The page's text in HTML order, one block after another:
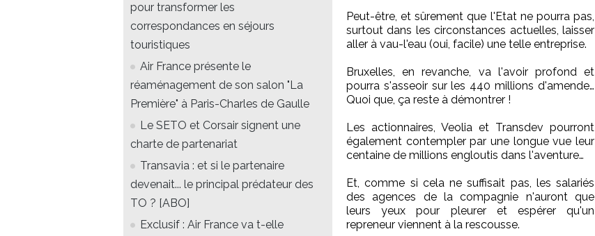
pour transformer les
correspondances en séjours
touristiques
Air France présente le
réaménagement de son salon "La
Première" à Paris-Charles de Gaulle
Le SETO et Corsair signent une
charte de partenariat
Transavia : et si le partenaire
devenait... le principal prédateur des
TO ? [ABO]
Exclusif : Air France va t-elle
Peut-être, et sûrement que l'Etat ne pourra pas,
surtout dans les circonstances actuelles, laisser
aller à vau-l'eau (oui, facile) une telle entreprise.
Bruxelles, en revanche, va l'avoir profond et
pourra s'asseoir sur les 440 millions d'amende…
Quoi que, ça reste à démontrer !
Les actionnaires, Veolia et Transdev pourront
également contempler par une longue vue leur
centaine de millions engloutis dans l'aventure…
Et, comme si cela ne suffisait pas, les salariés
des agences de la compagnie n'auront que
leurs yeux pour pleurer et espérer qu'un
repreneur viennent à la rescousse.